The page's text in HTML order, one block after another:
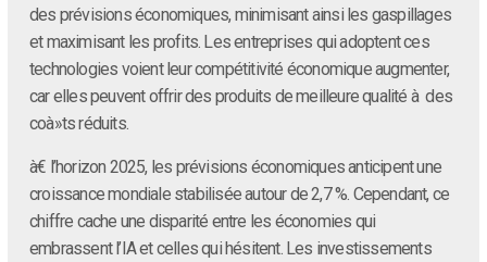
des prévisions économiques, minimisant ainsi les gaspillages
et maximisant les profits. Les entreprises qui adoptent ces
technologies voient leur compétitivité économique augmenter,
car elles peuvent offrir des produits de meilleure qualité à des
coà»ts réduits.
à€ l’horizon 2025, les prévisions économiques anticipent une
croissance mondiale stabilisée autour de 2,7 %. Cependant, ce
chiffre cache une disparité entre les économies qui
embrassent l’IA et celles qui hésitent. Les investissements